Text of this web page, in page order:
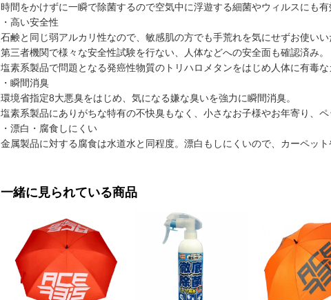
時間をかけずに一瞬で除菌するので空気中に浮遊する細菌やウィルスにも
・高い安全性
石鹸と同じ弱アルカリ性なので、敏感肌の方でも手荒れを気にせずお使いい
第三者機関で様々な安全性試験を行ない、人体などへの安全面も確認済み。
塩素系製品で問題となる発癌性物質のトリハロメタンをはじめ人体に有毒な
・瞬間消臭
環境省指定8大悪臭をはじめ、気になる嫌な臭いを強力に瞬間消臭。
塩素系製品にありがちな特有の不快臭もなく、小さなお子様やお年寄り、ペ
・漂白・腐食しにくい
金属製品に対する腐食は水道水と同程度。漂白もしにくいので、カーペッ
一緒に見られている商品